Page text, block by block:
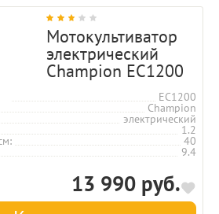
Мотокультиватор
электрический
Champion EC1200
EC1200
Champion
электрический
1.2
40
9.4
13 990 руб.